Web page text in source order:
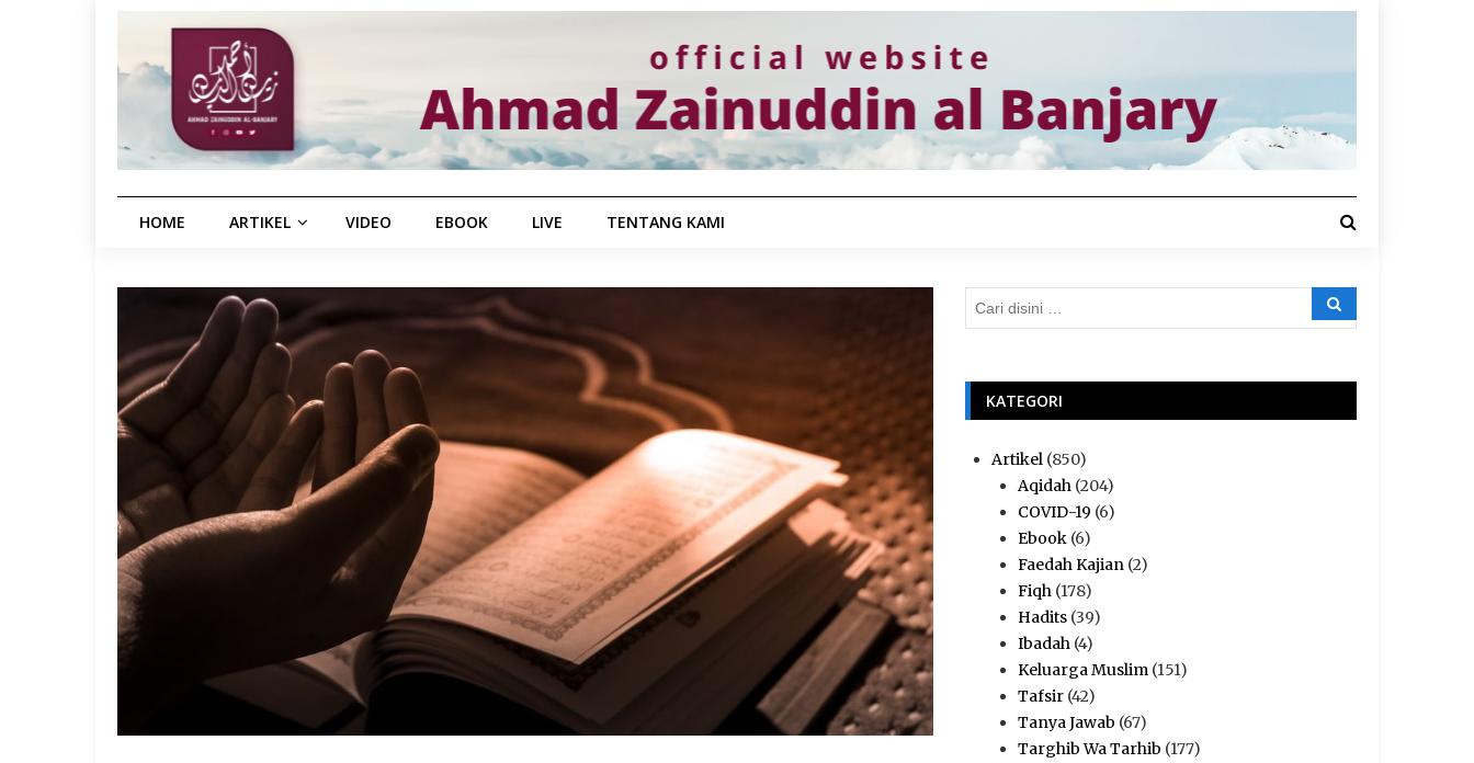
HOME ARTIKEL VIDEO EBOOK LIVE TENTANG KAMI
KATEGORI
Artikel(850)
Aqidah(204)
COVID-19 (6)
Ebook(6)
Faedah Kajian(2)
Fiqh(178)
Hadits(39)
Ibadah(4)
Keluarga Muslim(151)
Tafsir(42)
Tanya Jawab (67)
Targhib Wa Tarhib (177)